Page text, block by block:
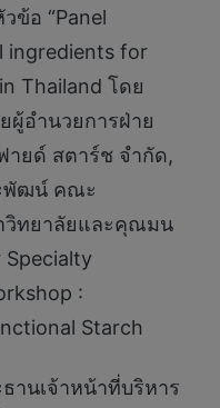
ข้อ “Panel
ingredients for
Thailand โดย
อำนวยการฝ่าย
ยด์ สตาร์ช จำกัด,
พัฒน์ คณะ
วิทยาลัยและคุณมน
Specialty
:
Starch
ธานเจ้าหน้าที่บริหาร